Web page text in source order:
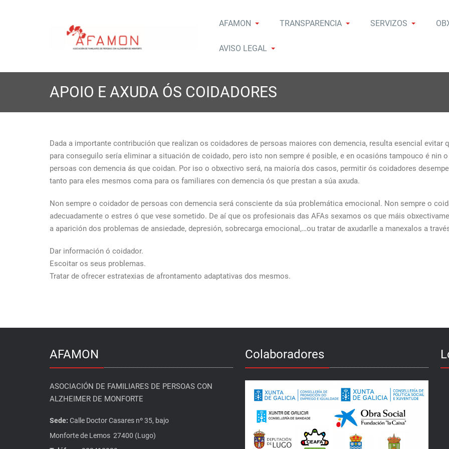
AFAMON
AFAMON TRANSPARENCIA SERVIZOS
AVISO LEGAL
APOIO E AXUDA ÓS COIDADORES
Dada a importante contribución que realizan os coidadores de persoas maiores con demencia, resulta esencial evitar
para conseguilo sería eliminar a situación de coidado, pero isto non sempre é posible, e en ocasións tampouco é nin
persoas con demencia ás que coidan. Por iso o obxectivo será, na maioría dos casos, permitir ós coidadores
tanto para eles mesmos coma para os familiares con demencia ós que prestan a súa axuda.
Non sempre o coidador de persoas con demencia será consciente da súa problemática emocional. Non sempre o
adecuadamente o estres ó que vese sometido. De aí que os profesionais das AFAs sexamos os que máis
a aparición dos problemas de ansiedade, depresión, sobrecarga emocional,…ou tratar de axudarlle a manexalos a
Dar información ó coidador.
Escoitar os seus problemas.
Tratar de ofrecer estratexias de afrontamento adaptativas dos mesmos.
AFAMON
ASOCIACIÓN DE FAMILIARES DE PERSOAS CON
ALZHEIMER DE MONFORTE
Sede: Calle Doctor Casares nº 35, bajo
Monforte de Lemos 27400 (Lugo)
Colaboradores